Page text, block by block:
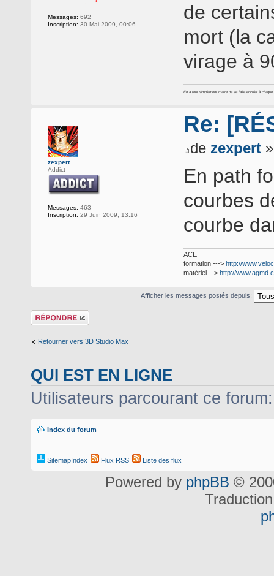
Messages: 692
Inscription: 30 Mai 2009, 00:06
de
mort (la
virage à
En a tout simplement marre de se faire enculer à
zexpert
Addict
Messages: 463
Inscription: 29 Juin 2009, 13:16
Re:
de zexpert
En path
courbes
courbe
ACE
formation ---> http://
matériel---> http://
Afficher les messages postés depuis:
Répondre
Retourner vers 3D Studio Max
QUI EST EN LIGNE
Utilisateurs parcourant ce
Index du forum
SitemapIndex Flux RSS Liste des flux
Powered by phpBB ©